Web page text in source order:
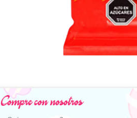
Compre con nosotros